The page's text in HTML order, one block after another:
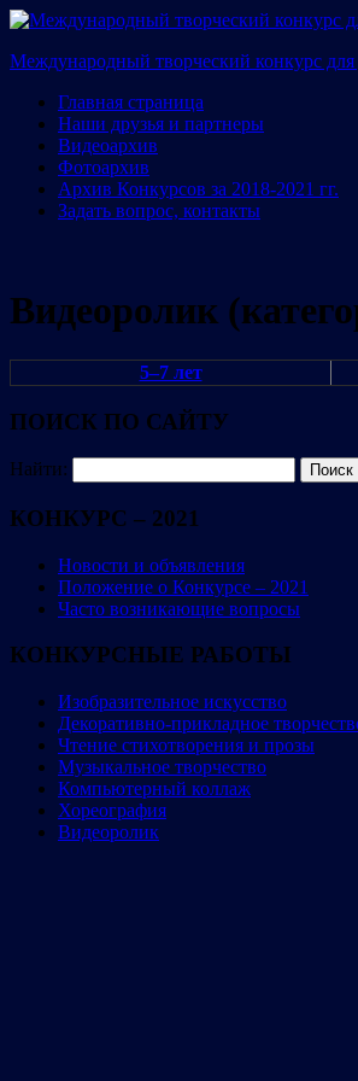
Международный творческий конкурс
Главная страница
Наши друзья и партнеры
Видеоархив
Фотоархив
Архив Конкурсов за 2018-2021 гг.
Задать вопрос, контакты
Видеоролик
5–7 лет
ПОИСК ПО САЙТУ
Найти:
КОНКУРС – 2021
Новости и объявления
Положение о Конкурсе – 2021
Часто возникающие вопросы
КОНКУРСНЫЕ РАБОТЫ
Изобразительное искусство
Декоративно-прикладное
Чтение стихотворения и прозы
Музыкальное творчество
Компьютерный коллаж
Хореография
Видеоролик